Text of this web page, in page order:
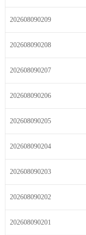
202608090209
202608090208
202608090207
202608090206
202608090205
202608090204
202608090203
202608090202
202608090201